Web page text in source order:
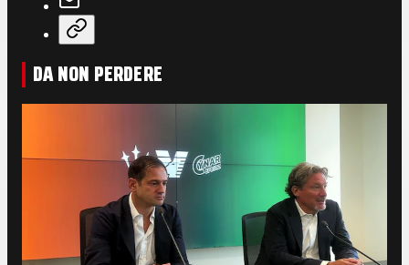
DA NON PERDERE